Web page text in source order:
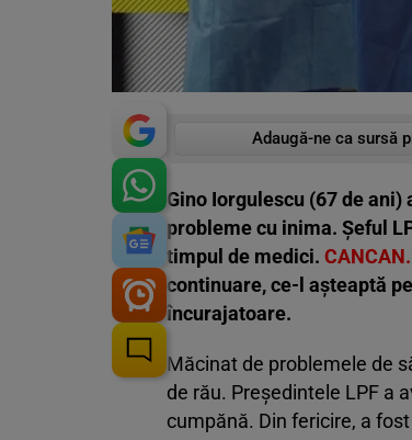
Adaugă-ne ca sursă
Gino Iorgulescu (67 de
probleme cu inima. Șeful
timpul de medici.
continuare, ce-l așteaptă
încurajatoare.
Măcinat de problemele de
de rău. Președintele LPF a
cumpănă. Din fericire, a